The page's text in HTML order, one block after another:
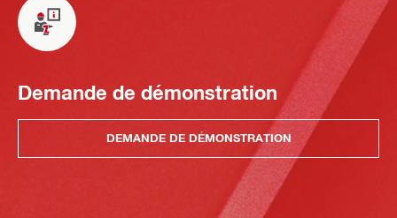
Demande de démonstration
DEMANDE DE DÉMONSTRATION